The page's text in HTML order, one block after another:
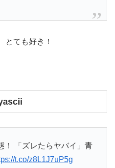
とても好き！
！ 「ズレたらヤバイ」青
t.co/z8L1J7uP5g